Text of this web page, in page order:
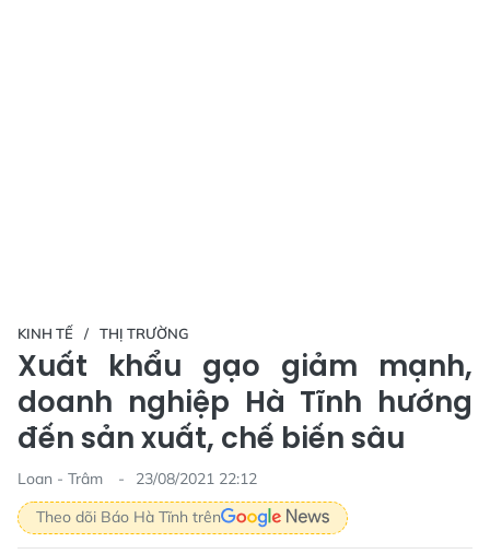
KINH TẾ THỊ TRƯỜNG
Xuất khẩu gạo giảm mạnh,
doanh nghiệp Hà Tĩnh hướng
đến sản xuất, chế biến sâu
Loan - Trâm
23/08/2021 22:12
Theo dõi Báo Hà Tĩnh trên